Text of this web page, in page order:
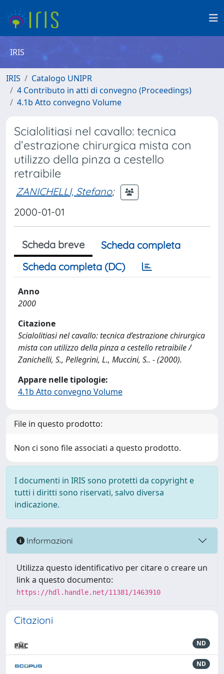
IRIS
IRIS
Catalogo UNIPR
4 Contributo in atti di convegno (Proceedings)
4.1b Atto convegno Volume
Scialolitiasi nel cavallo: tecnica
d’estrazione chirurgica mista con
utilizzo della pinza a cestello
retraibile
ZANICHELLI, Stefano;
2000-01-01
Scheda breve
Scheda completa
Scheda completa (DC)
Anno
2000
Citazione
Scialolitiasi nel cavallo: tecnica d’estrazione chirurgica
mista con utilizzo della pinza a cestello retraibile /
Zanichelli, S., Pellegrini, L., Muccini, S.. - (2000).
Appare nelle tipologie:
4.1b Atto convegno Volume
File in questo prodotto:
Non ci sono file associati a questo prodotto.
I documenti in IRIS sono protetti da copyright e
tutti i diritti sono riservati, salvo diversa
indicazione.
Informazioni
Utilizza questo identificativo per citare o creare un
link a questo documento:
https://hdl.handle.net/11381/1463910
Citazioni
ND
ND